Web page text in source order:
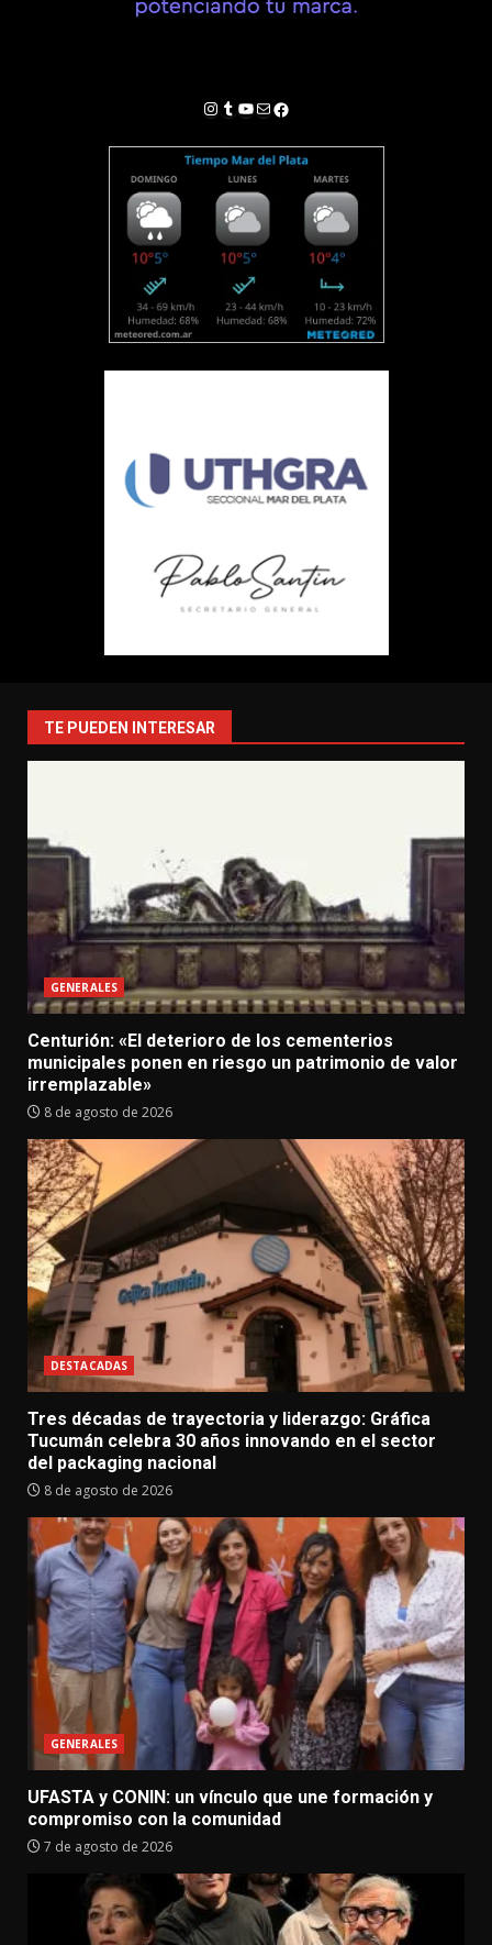
Instagram
Tumblr
YouTube
Correo electrónico
Facebook
TE PUEDEN INTERESAR
GENERALES
Centurión: «El deterioro de los cementerios
municipales ponen en riesgo un patrimonio de valor
irremplazable»
8 de agosto de 2026
DESTACADAS
Tres décadas de trayectoria y liderazgo: Gráfica
Tucumán celebra 30 años innovando en el sector
del packaging nacional
8 de agosto de 2026
GENERALES
UFASTA y CONIN: un vínculo que une formación y
compromiso con la comunidad
7 de agosto de 2026